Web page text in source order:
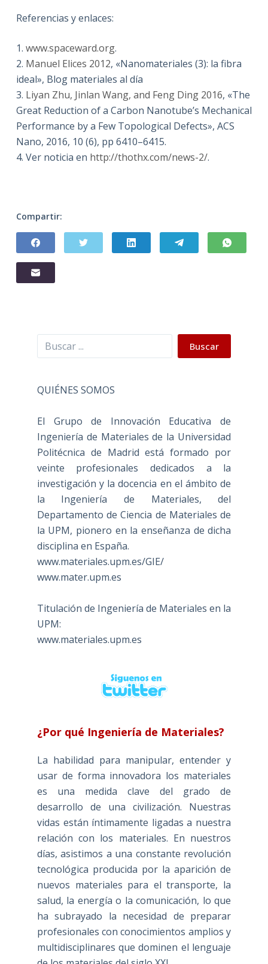
Referencias y enlaces:
1. www.spaceward.org.
2. Manuel Elices 2012, «Nanomateriales (3): la fibra
ideal», Blog materiales al día
3. Liyan Zhu, Jinlan Wang, and Feng Ding 2016, «The
Great Reduction of a Carbon Nanotube’s Mechanical
Performance by a Few Topological Defects», ACS
Nano, 2016, 10 (6), pp 6410–6415.
4. Ver noticia en http://thothx.com/news-2/.
Compartir:
Buscar Buscar
QUIÉNES SOMOS
El Grupo de Innovación Educativa de
Ingeniería de Materiales de la Universidad
Politécnica de Madrid está formado por
veinte profesionales dedicados a la
investigación y la docencia en el ámbito de
la Ingeniería de Materiales, del
Departamento de Ciencia de Materiales de
la UPM, pionero en la enseñanza de dicha
disciplina en España.
www.materiales.upm.es/GIE/
www.mater.upm.es
Titulación de Ingeniería de Materiales en la
UPM:
www.materiales.upm.es
¿Por qué Ingeniería de Materiales?
La habilidad para manipular, entender y
usar de forma innovadora los materiales
es una medida clave del grado de
desarrollo de una civilización. Nuestras
vidas están íntimamente ligadas a nuestra
relación con los materiales. En nuestros
días, asistimos a una constante revolución
tecnológica producida por la aparición de
nuevos materiales para el transporte, la
salud, la energía o la comunicación, lo que
ha subrayado la necesidad de preparar
profesionales con conocimientos amplios y
multidisciplinares que dominen el lenguaje